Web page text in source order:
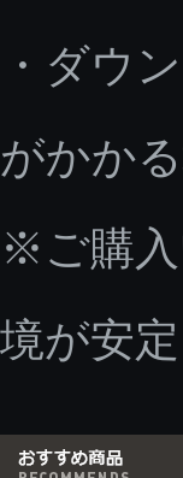
・ダウ
がかか
※ご購入
境が安